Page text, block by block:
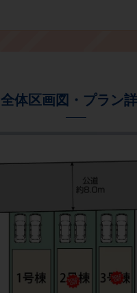
全体区画図・プラン